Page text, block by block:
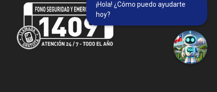
¡Hola! ¿Cómo puedo ayudarte
hoy?